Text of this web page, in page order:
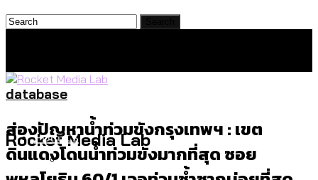
Rocket Media Lab
Politics
database
ส่องปัญหาน้ำท่วมขังกรุงเทพฯ : เขต
ดินแดงโดนน้ำท่วมขังมากที่สุด ซอย